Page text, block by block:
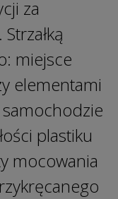
za
miejsce
elementami
plastiku
mocowania